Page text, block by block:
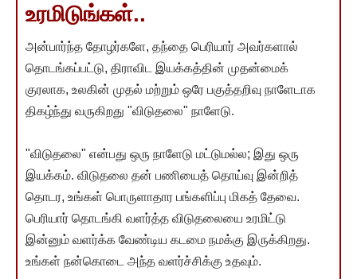
உரமிடுங்கள்..
அன்பார்ந்த தோழர்களே, தந்தை பெரியார் அவர்களால்
தொடங்கப்பட்டு, திராவிட இயக்கத்தின் முதன்மைக்
குரலாக, உலகின் முதல் மற்றும் ஒரே பகுத்தறிவு நாளேடாக
திகழ்ந்து வருகிறது "விடுதலை" நாளேடு.
"விடுதலை" என்பது ஒரு நாளேடு மட்டுமல்ல; இது ஒரு
இயக்கம். விடுதலை தன் பணியைத் தொய்வு இன்றித்
தொடர, உங்கள் பொருளாதார பங்களிப்பு மிகத் தேவை.
பெரியார் தொடங்கி வளர்த்த விடுதலையை உரமிட்டு
இன்னும் வளர்க்க வேண்டிய கடமை நமக்கு இருக்கிறது.
உங்கள் நன்கொடை அந்த வளர்ச்சிக்கு உதவும்.